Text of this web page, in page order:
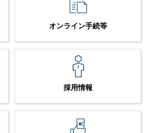
オンライン手続等
採用情報